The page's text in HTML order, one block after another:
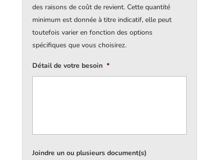
des raisons de coût de revient. Cette quantité
minimum est donnée à titre indicatif, elle peut
toutefois varier en fonction des options
spécifiques que vous choisirez.
Détail de votre besoin *
Joindre un ou plusieurs document(s)